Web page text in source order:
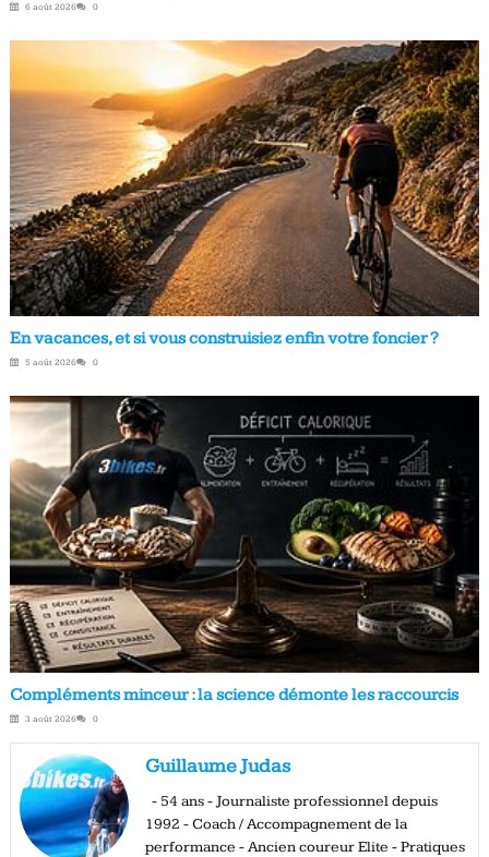
6 août 2026 0
En vacances, et si vous construisiez enfin votre foncier ?
5 août 2026 0
Compléments minceur : la science démonte les raccourcis
3 août 2026 0
Guillaume Judas
- 54 ans - Journaliste professionnel depuis
1992 - Coach / Accompagnement de la
performance - Ancien coureur Elite - Pratiques